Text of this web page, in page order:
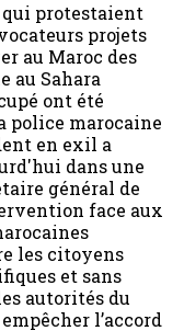
qui protestaient
projets
au Maroc des
au Sahara
ont été
police marocaine
en exil a
dans une
général de
face aux
les citoyens
et sans
autorités du
l’accord